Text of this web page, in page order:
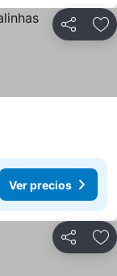
Compartir
Ver precios
Compartir